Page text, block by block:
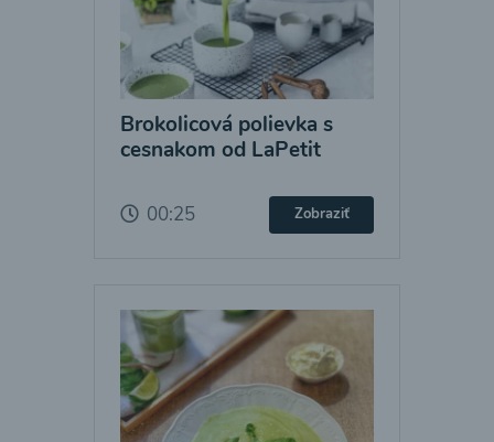
Brokolicová polievka s
cesnakom od LaPetit
00:25 Zobraziť